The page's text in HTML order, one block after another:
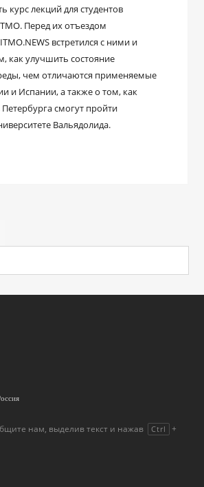
курс лекций для студентов
Перед их отъездом
встретился с ними и
как улучшить состояние
чем отличаются применяемые
и Испании, а также о том, как
смогут пройти
Вальядолида.
нам, выделив текст и нажав Ctrl +